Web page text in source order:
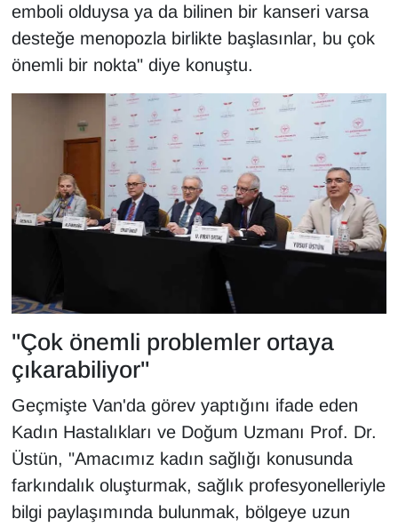
emboli olduysa ya da bilinen bir kanseri varsa
desteğe menopozla birlikte başlasınlar, bu çok
önemli bir nokta" diye konuştu.
"Çok önemli problemler ortaya
çıkarabiliyor"
Geçmişte Van'da görev yaptığını ifade eden
Kadın Hastalıkları ve Doğum Uzmanı Prof. Dr.
Üstün, "Amacımız kadın sağlığı konusunda
farkındalık oluşturmak, sağlık profesyonelleriyle
bilgi paylaşımında bulunmak, bölgeye uzun